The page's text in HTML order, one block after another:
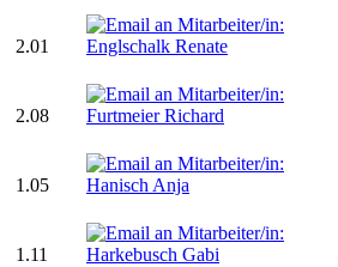
2.01
2.08
1.05
1.11